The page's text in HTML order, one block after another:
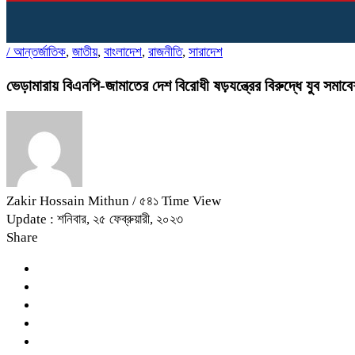
/ আন্তর্জাতিক, জাতীয়, বাংলাদেশ, রাজনীতি, সারাদেশ
ভেড়ামারায় বিএনপি-জামাতের দেশ বিরোধী ষড়যন্ত্রের বিরুদ্ধে যুব
Zakir Hossain Mithun / ৫৪১ Time View
Update : শনিবার, ২৫ ফেব্রুয়ারী, ২০২৩
Share